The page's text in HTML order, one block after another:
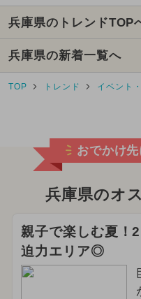
2026年7月のイベン
2025年3月のイベン
2025年7月のイベ
2024年6月のイベ
2024年10月のイベ
2025年1月のイベン
2026年4月のイベ
兵庫県のトレンドTOP
兵庫県の新着一覧へ
TOP トレンド イベント
おでかけ
兵庫県のオ
親子で楽しむ夏！
迫力エリア◎